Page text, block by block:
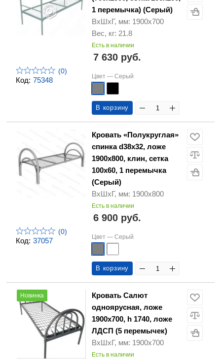
Код: 75348
(0)
1 перемычка) (Серый)
ВхШхГ, мм: 1900х700
Вес, кг: 21.8
Есть в наличии
7 630 руб.
Цвет — Серый
В корзину
Код: 37057
(0)
Кровать «Полукруглая»
спинка d38х32, ложе
1900х800, клин, сетка
100х60, 1 перемычка
(Серый)
ВхШхГ, мм: 1900х800
Есть в наличии
6 900 руб.
Цвет — Серый
В корзину
Новинка
Кровать Салют
одноярусная, ложе
1900х700, h 1740, ложе
ЛДСП (5 перемычек)
ВхШхГ, мм: 1900х700
Есть в наличии